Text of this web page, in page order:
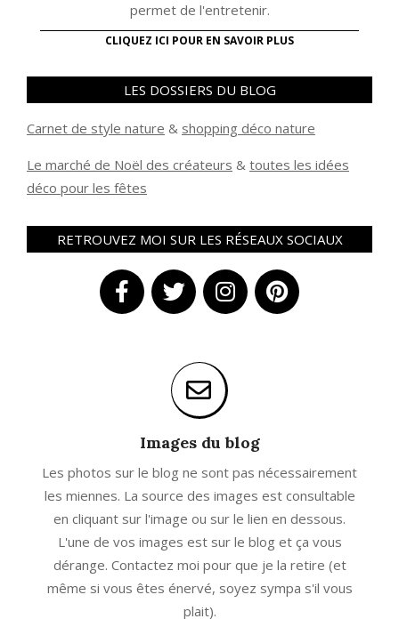
permet de l'entretenir.
CLIQUEZ ICI POUR EN SAVOIR PLUS
LES DOSSIERS DU BLOG
Carnet de style nature & shopping déco nature
Le marché de Noël des créateurs & toutes les idées
déco pour les fêtes
RETROUVEZ MOI SUR LES RÉSEAUX SOCIAUX
Images du blog
Les photos sur le blog ne sont pas nécessairement
les miennes. La source des images est consultable
en cliquant sur l'image ou sur le lien en dessous.
L'une de vos images est sur le blog et ça vous
dérange. Contactez moi pour que je la retire (et
même si vous êtes énervé, soyez sympa s'il vous
plait).